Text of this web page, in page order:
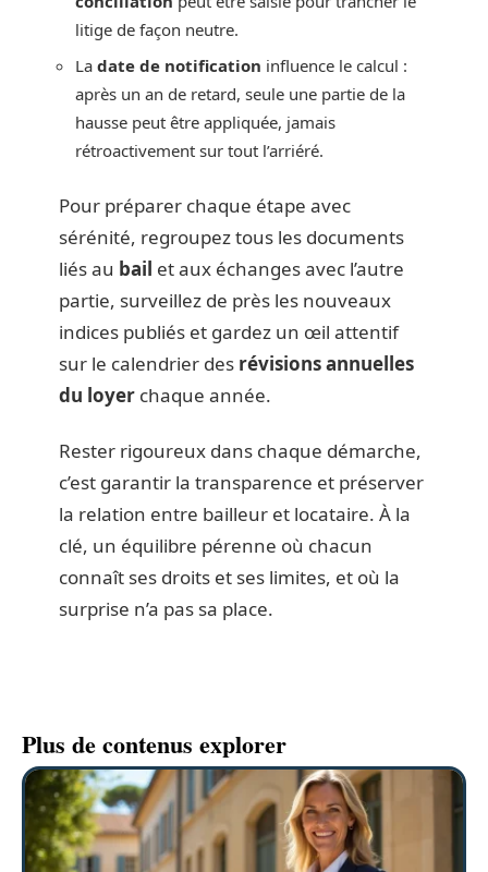
litige de façon neutre.
La date de notification influence le calcul :
après un an de retard, seule une partie de la
hausse peut être appliquée, jamais
rétroactivement sur tout l’arriéré.
Pour préparer chaque étape avec
sérénité, regroupez tous les documents
liés au bail et aux échanges avec l’autre
partie, surveillez de près les nouveaux
indices publiés et gardez un œil attentif
sur le calendrier des révisions annuelles
du loyer chaque année.
Rester rigoureux dans chaque démarche,
c’est garantir la transparence et préserver
la relation entre bailleur et locataire. À la
clé, un équilibre pérenne où chacun
connaît ses droits et ses limites, et où la
surprise n’a pas sa place.
Plus de contenus explorer